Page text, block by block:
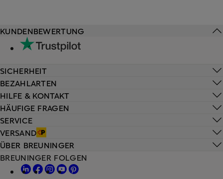
HILFE & KONTAKT
HÄUFIGE FRAGEN
SERVICE
VERSAND
KUNDENBEWERTUNG
SICHERHEIT
BEZAHLARTEN
ÜBER BREUNINGER
BREUNINGER FOLGEN